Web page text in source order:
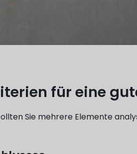
für eine
Sie mehrere Elemente